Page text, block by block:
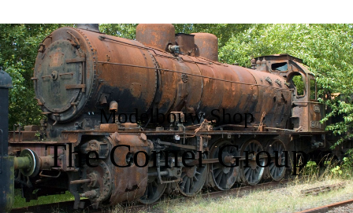
Modelbouw Shop
The Corner Group